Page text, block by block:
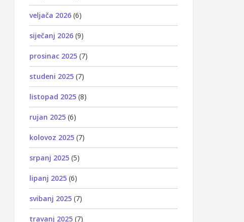
veljača 2026 (6)
siječanj 2026 (9)
prosinac 2025 (7)
studeni 2025 (7)
listopad 2025 (8)
rujan 2025 (6)
kolovoz 2025 (7)
srpanj 2025 (5)
lipanj 2025 (6)
svibanj 2025 (7)
travanj 2025 (7)